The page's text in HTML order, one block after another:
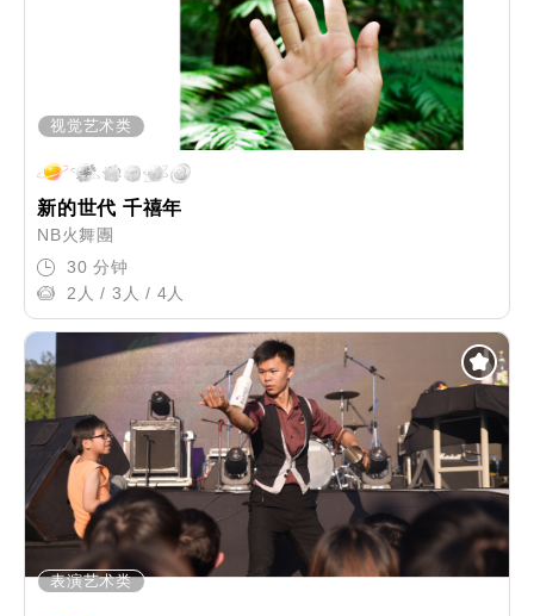
视觉艺术类
新的世代 千禧年
NB火舞團
30 分钟
2人 / 3人 / 4人
表演艺术类